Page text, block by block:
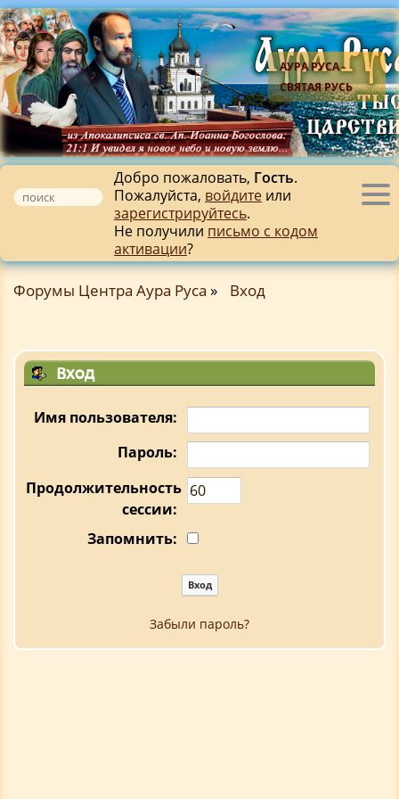
АУРА РУСА -
СВЯТАЯ РУСЬ
Добро пожаловать, Гость.
Пожалуйста, войдите или
зарегистрируйтесь.
Не получили письмо с кодом
активации?
Форумы Центра Аура Руса » Вход
Вход
Имя пользователя:
Пароль:
Продолжительность
сессии:
Запомнить:
Забыли пароль?